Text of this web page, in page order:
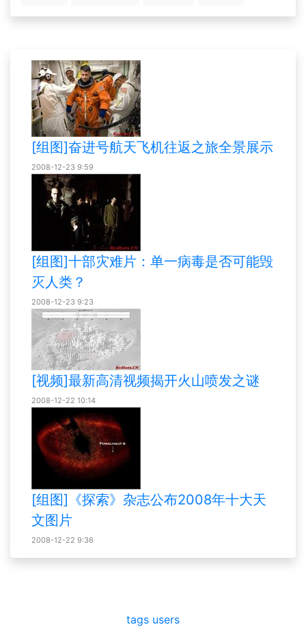
[组图]奋进号航天飞机往返之旅全景展示
2008-12-23 9:59
[组图]十部灾难片：单一病毒是否可能毁
灭人类？
2008-12-23 9:23
[视频]最新高清视频揭开火山喷发之谜
2008-12-22 10:14
[组图]《探索》杂志公布2008年十大天
文图片
2008-12-22 9:36
tags users